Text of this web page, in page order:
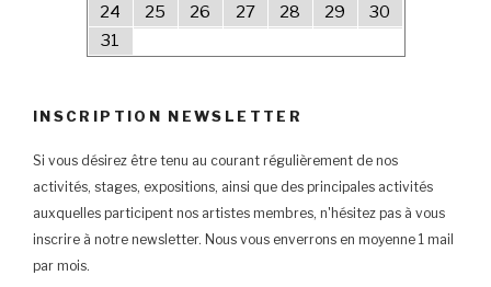
24
25 26 27 28 29
30
31
INSCRIPTION NEWSLETTER
Si vous désirez être tenu au courant régulièrement de nos
activités, stages, expositions, ainsi que des principales activités
auxquelles participent nos artistes membres, n'hésitez pas à vous
inscrire à notre newsletter. Nous vous enverrons en moyenne 1 mail
par mois.